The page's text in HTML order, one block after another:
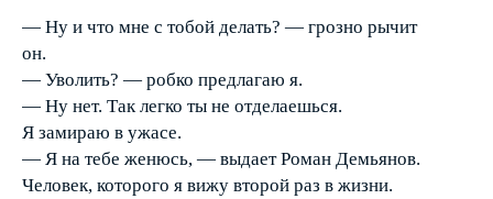
— Ну и что мне с тобой делать? — грозно рычит
он.
— Уволить? — робко предлагаю я.
— Ну нет. Так легко ты не отделаешься.
Я замираю в ужасе.
— Я на тебе женюсь, — выдает Роман Демьянов.
Человек, которого я вижу второй раз в жизни.